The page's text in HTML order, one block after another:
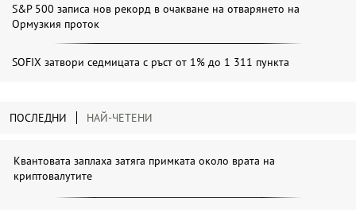
S&P 500 записа нов рекорд в очакване на отварянето на
Ормузкия проток
SOFIX затвори седмицата с ръст от 1% до 1 311 пункта
ПОСЛЕДНИ НАЙ-ЧЕТЕНИ
Квантовата заплаха затяга примката около врата на
криптовалутите